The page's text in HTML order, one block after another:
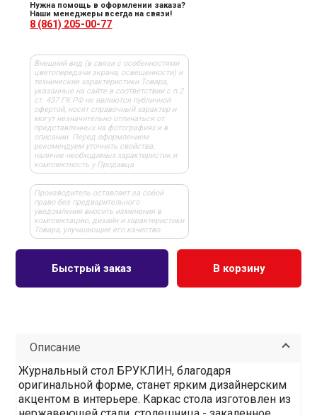
Нужна помощь в оформлении заказа?
Наши менеджеры всегда на связи!
8 (861) 205-00-77
Внешний вид (в связи с особенностями
цветопередачи экрана, освещенности) и
технические характеристики Товара,
указанные на сайте в соответствии с п.2
ст. 437 ГК РФ не являются публичной
офертой, носят справочный характер и
могут незначительно отличаться от
представленных на фотографиях и в
описании. Перед оформлением
рекомендуем уточнять свойства,
наличие необходимых характеристик и
комплектность у Продавца
Производитель оставляет за собой
право без предварительного
уведомления вносить изменения в
комплектацию, дизайн и характеристики
Товара, улучшающие его качество
В корзину
Быстрый заказ
Описание
Журнальный стол БРУКЛИН, благодаря
оригинальной форме, станет ярким дизайнерским
акцентом в интерьере. Каркас стола изготовлен из